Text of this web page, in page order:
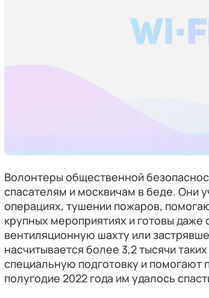
Волонтеры общественной
спасателям и москвичам в беде. Они
операциях, тушении пожаров,
крупных мероприятиях и готовы даже
вентиляционную шахту или
насчитывается более 3,2 тысячи
специальную подготовку и помогают
полугодие 2022 года им удалось